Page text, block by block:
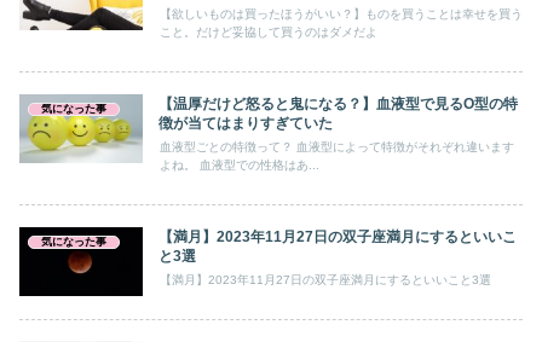
【欲しいものは買ったほうがいい？】ものを買うことは幸せを買う
こと。だけど妥協して買うのはダメだよ
気になった事
【温厚だけど怒ると鬼になる？】血液型で見るO型の特
徴が当てはまりすぎていた
血液型ごとの特徴って？ 血液型によって特徴がそれぞれ違います
よね。 血液型での性格はあ...
気になった事
【満月】2023年11月27日の双子座満月にするといいこ
と3選
【満月】2023年11月27日の双子座満月にするといいこと3選